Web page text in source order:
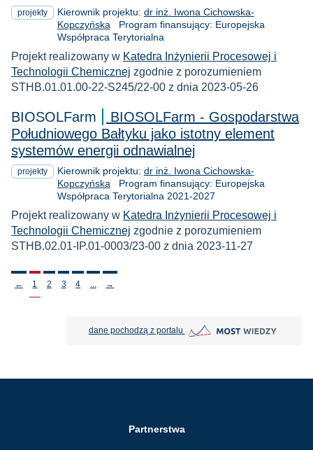
projekty Kierownik projektu: dr inż. Iwona Cichowska-
Kopczyńska Program finansujący: Europejska
Współpraca Terytorialna
Projekt realizowany w Katedra Inżynierii Procesowej i
Technologii Chemicznej zgodnie z porozumieniem
STHB.01.01.00-22-S245/22-00 z dnia 2023-05-26
BIOSOLFarm
BIOSOLFarm - Gospodarstwa
Południowego Bałtyku jako istotny element
systemów energii odnawialnej
projekty Kierownik projektu: dr inż. Iwona Cichowska-
Kopczyńska Program finansujący: Europejska
Współpraca Terytorialna 2021-2027
Projekt realizowany w Katedra Inżynierii Procesowej i
Technologii Chemicznej zgodnie z porozumieniem
STHB.02.01-IP.01-0003/23-00 z dnia 2023-11-27
Stronicowanie
← 1 2 3 4 ... →
dane pochodzą z portalu MOST Wiedzy otwiera się w
Partnerstwa